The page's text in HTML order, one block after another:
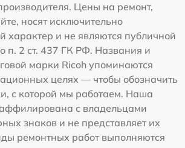
Цены на ремонт,
носят исключительно
характер и не являются публичной
п. 2 ст. 437 ГК РФ. Названия и
марки Ricoh упоминаются
целях — чтобы обозначить
с которой мы работаем. Наша
с владельцами
знаков и не представляет их
ремонтных работ выполняются